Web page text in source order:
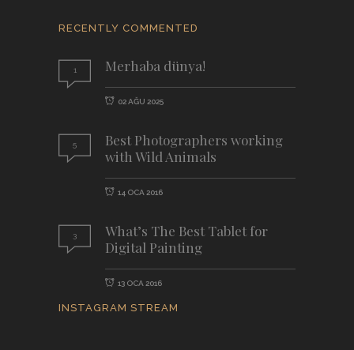
RECENTLY COMMENTED
1 Merhaba dünya!
02 AĞU 2025
5
Best Photographers working
with Wild Animals
14 OCA 2016
3
What’s The Best Tablet for
Digital Painting
13 OCA 2016
INSTAGRAM STREAM